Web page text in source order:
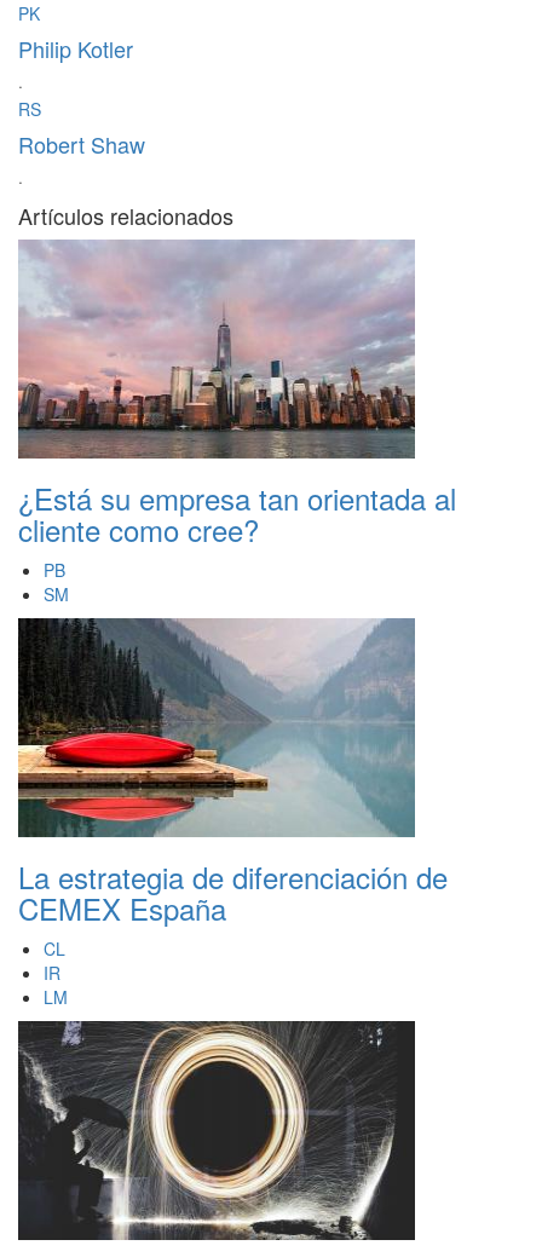
PK
Philip Kotler
·
RS
Robert Shaw
·
Artículos relacionados
¿Está su empresa tan orientada al
cliente como cree?
PB
SM
La estrategia de diferenciación de
CEMEX España
CL
IR
LM